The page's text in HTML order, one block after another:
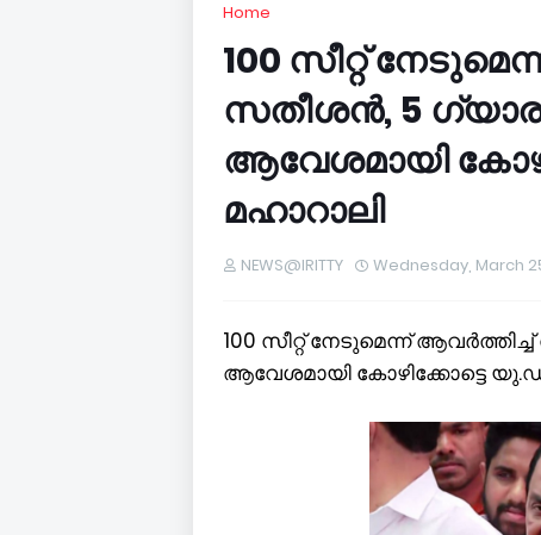
Home
100 സീറ്റ്
സതീശൻ, 5
ആവേശമായി
മഹാറാലി
NEWS@IRITTY Wednesday, March
100 സീറ്റ് നേടുമെന്ന്
ആവേശമായി കോഴിക്കോട്ടെ